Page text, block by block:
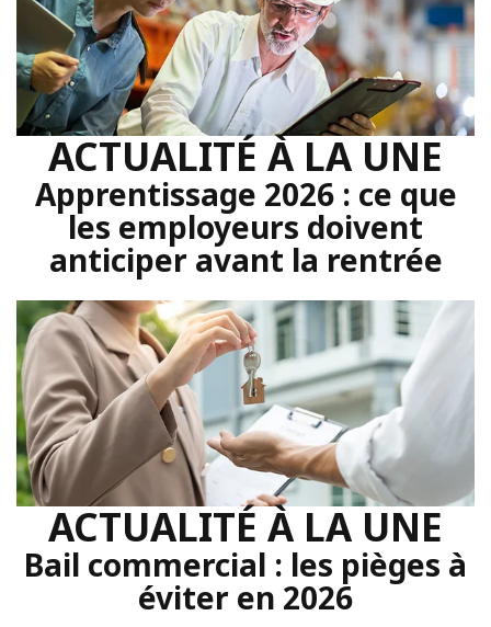
ACTUALITÉ À LA UNE
Apprentissage 2026 : ce que
les employeurs doivent
anticiper avant la rentrée
ACTUALITÉ À LA UNE
Bail commercial : les pièges à
éviter en 2026